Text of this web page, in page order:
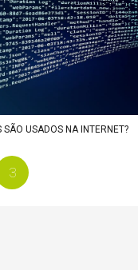
USADOS NA INTERNET?
3